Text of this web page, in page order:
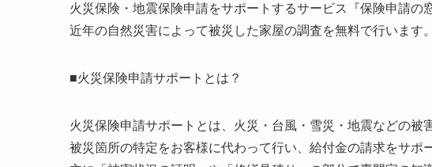
火災保険・地震保険申請をサポートするサービス『保険申請の
近年の自然災害によって被災した家屋の調査を無料で行います。
■火災保険申請サポートとは？
火災保険申請サポートとは、火災・台風・雪災・地震などの被
被災箇所の特定をお客様に代わって行い、給付金の請求をサポ